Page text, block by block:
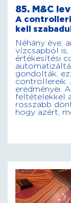
85. M&C
A controlleri
kell
Néhány éve,
vízcsapból
értékesítési
gondolták,
controllereik.
eredményei.
feltételekkel
rosszabb
hogy azért,